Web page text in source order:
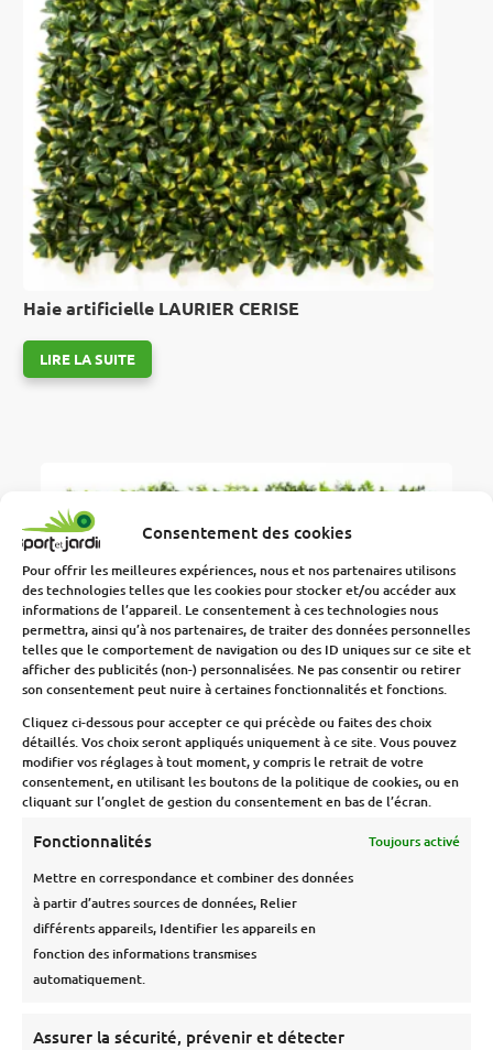
Consentement des cookies
Pour offrir les meilleures expériences, nous et nos partenaires utilisons
des technologies telles que les cookies pour stocker et/ou accéder aux
informations de l’appareil. Le consentement à ces technologies nous
permettra, ainsi qu’à nos partenaires, de traiter des données personnelles
telles que le comportement de navigation ou des ID uniques sur ce site et
afficher des publicités (non-) personnalisées. Ne pas consentir ou retirer
son consentement peut nuire à certaines fonctionnalités et fonctions.
Cliquez ci-dessous pour accepter ce qui précède ou faites des choix
détaillés. Vos choix seront appliqués uniquement à ce site. Vous pouvez
modifier vos réglages à tout moment, y compris le retrait de votre
consentement, en utilisant les boutons de la politique de cookies, ou en
cliquant sur l’onglet de gestion du consentement en bas de l’écran.
Fonctionnalités
Toujours activé
Mettre en correspondance et combiner des données
à partir d’autres sources de données, Relier
différents appareils, Identifier les appareils en
fonction des informations transmises
automatiquement.
Assurer la sécurité, prévenir et détecter
Haie artificielle LAURIER CERISE
LIRE LA SUITE
Haie artificielle LENTISC
LIRE LA SUITE